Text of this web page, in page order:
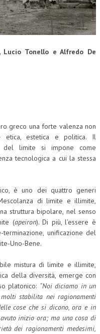
Lucio Tonello e Alfredo De
greco una forte valenza non
etica, estetica e politica. Il
del limite si impone come
tecnologica a cui la stessa
è uno dei quattro generi
di limite e illimite,
struttura bipolare, nel senso
(apeiron). Di più, l’essere è
unificazione del
Uno-Bene.
mistura di limite e illimite,
della diversità, emerge con
platonico: “Noi diciamo in un
stabilita nei ragionamenti
cose che si dicono, ora e in
inizio ora; ma una cosa di
dei ragionamenti medesimi,